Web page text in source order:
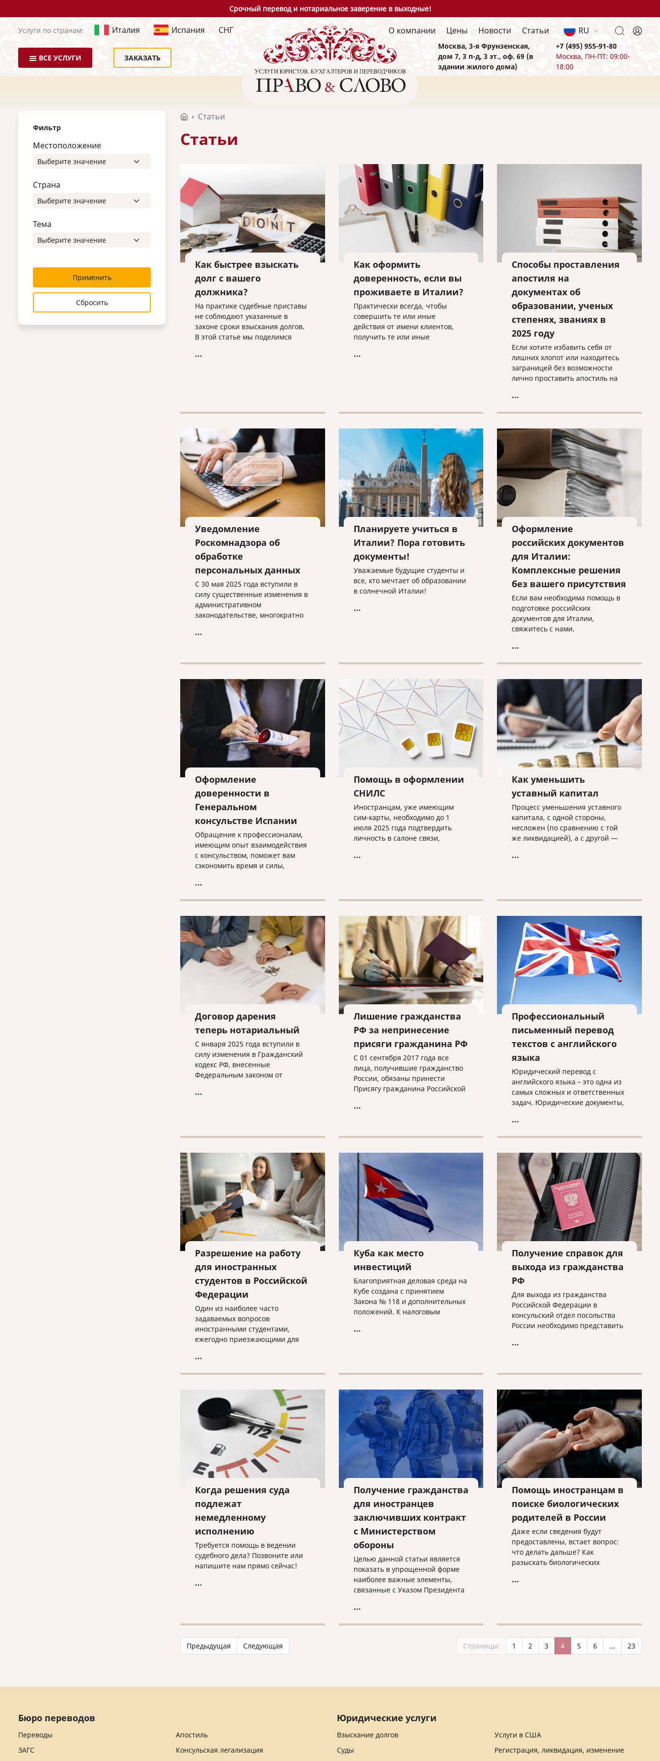
Срочный перевод и нотариальное заверение в выходные!
Услуги по странам: Италия Испания СНГ
ВСЕ УСЛУГИ ЗАКАЗАТЬ
О компании Цены Новости Статьи RU
Москва, 3-я Фрунзенская,
дом 7, 3 п-д, 3 эт., оф. 69 (в
здании жилого дома)
+7 (495) 955-91-80
Москва, ПН-ПТ: 09:00-
18:00
Фильтр
Местоположение
Страна
Тема
Применить
Сбросить
Статьи
Статьи
Как быстрее взыскать
долг с вашего
должника?
На практике судебные приставы
не соблюдают указанные в
законе сроки взыскания долгов.
В этой статье мы поделимся
взаимодействия с приставами,
...
Как оформить
доверенность, если вы
проживаете в Италии?
Практически всегда, чтобы
совершить те или иные
действия от имени клиентов,
получить те или иные
нотариальная доверенность.
...
Способы проставления
апостиля на
документах об
образовании, ученых
степенях, званиях в
2025 году
Если хотите избавить себя от
лишних хлопот или находитесь
заграницей без возможности
лично проставить апостиль на
сотрудники нашей компании с
...
Уведомление
Роскомнадзора об
обработке
персональных данных
С 30 мая 2025 года вступили в
силу существенные изменения в
административном
законодательстве, многократно
нарушения в сфере обработки
...
Планируете учиться в
Италии? Пора готовить
документы!
Уважаемые будущие студенты и
все, кто мечтает об образовании
в солнечной Италии!
...
Оформление
российских документов
для Италии:
Комплексные решения
без вашего присутствия
Если вам необходима помощь в
подготовке российских
документов для Италии,
свяжитесь с нами.
...
Оформление
доверенности в
Генеральном
консульстве Испании
Обращение к профессионалам,
имеющим опыт взаимодействия
с консульством, поможет вам
сэкономить время и силы,
оформление всех необходимых
...
Помощь в оформлении
СНИЛС
Иностранцам, уже имеющим
сим-карты, необходимо до 1
июля 2025 года подтвердить
личность в салоне связи,
данные.
...
Как уменьшить
уставный капитал
Процесс уменьшения уставного
капитала, с одной стороны,
несложен (по сравнению с той
же ликвидацией), а с другой —
которые могут сильно усложнить
...
Договор дарения
теперь нотариальный
С января 2025 года вступили в
силу изменения в Гражданский
кодекс РФ, внесенные
Федеральным законом от
внесении изменения в статью
...
Лишение гражданства
РФ за непринесение
присяги гражданина РФ
С 01 сентября 2017 года все
лица, получившие гражданство
России, обязаны принести
Присягу гражданина Российской
...
Профессиональный
письменный перевод
текстов с английского
языка
Юридический перевод с
английского языка – это одна из
самых сложных и ответственных
задач. Юридические документы,
судебные решения, патенты и
соблюдения юридической
терминологии и норм
законодательства.
...
Разрешение на работу
для иностранных
студентов в Российской
Федерации
Один из наиболее часто
задаваемых вопросов
иностранными студентами,
ежегодно приезжающими для
аспирантуре в Российской
легально трудоустроиться, не
создавая при этом проблем в их
правовом статусе в стране или
могут потерять свои
студенческие визы.
...
Куба как место
инвестиций
Благоприятная деловая среда на
Кубе создана с принятием
Закона № 118 и дополнительных
положений. К налоговым
преимущества, которые
...
Получение справок для
выхода из гражданства
РФ
Для выхода из гражданства
Российской Федерации в
консульский отдел посольства
России необходимо представить
...
Когда решения суда
подлежат
немедленному
исполнению
Требуется помощь в ведении
судебного дела? Позвоните или
напишите нам прямо сейчас!
...
Получение гражданства
для иностранцев
заключивших контракт
с Министерством
обороны
Целью данной статьи является
показать в упрощенной форме
наиболее важные элементы,
связанные с Указом Президента
касающихся приема в
граждан, заключивших контракт
...
Помощь иностранцам в
поиске биологических
родителей в России
Даже если сведения будут
предоставлены, встает вопрос:
что делать дальше? Как
разыскать биологических
номер телефона, собрать хоть
...
Страницы: 1 2 3 4 5 6 ... 23
Предыдущая Следующая
Бюро переводов
Переводы
Апостиль
ЗАГС
Консульская легализация
Юридические услуги
Взыскание долгов
Услуги в США
Суды
Регистрация, ликвидация, изменение